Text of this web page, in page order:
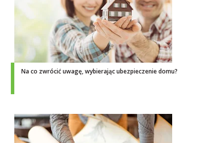
Na co zwrócić uwagę, wybierając ubezpieczenie domu?